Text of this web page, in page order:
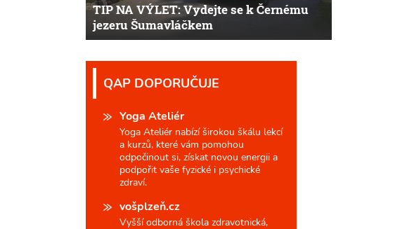
TIP NA VÝLET: Vydejte se k Černému
jezeru Šumavláčkem
QAP DOPORUČUJE
Yoga Ateliér
Yoga Ateliér nabízí širokou škálu lekcí
a kurzů, které vám pomohou
odpočinout si, získat novou energii a
podpořit vaše fyzické i psychické
zdraví.
vošplzeň.cz
Vyšší odborná škola zdravotnická,